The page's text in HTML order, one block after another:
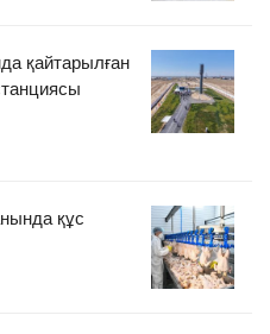
қайтарылған
құс